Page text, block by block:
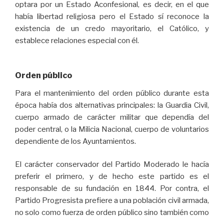
optara por un Estado Aconfesional, es decir, en el que
había libertad religiosa pero el Estado sí reconoce la
existencia de un credo mayoritario, el Católico, y
establece relaciones especial con él.
Orden público
Para el mantenimiento del orden público durante esta
época había dos alternativas principales: la Guardia Civil,
cuerpo armado de carácter militar que dependía del
poder central, o la Milicia Nacional, cuerpo de voluntarios
dependiente de los Ayuntamientos.
El carácter conservador del Partido Moderado le hacía
preferir el primero, y de hecho este partido es el
responsable de su fundación en 1844. Por contra, el
Partido Progresista prefiere a una población civil armada,
no solo como fuerza de orden público sino también como